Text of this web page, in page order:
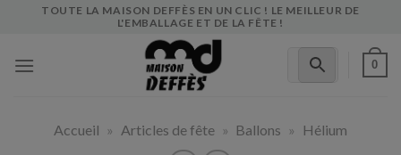
TOUTE LA MAISON DEFFÈS EN UN CLIC ! LE MEILLEUR DE
L'EMBALLAGE ET DE LA FÊTE !
0
Accueil » Articles de fête » Ballons » Hélium